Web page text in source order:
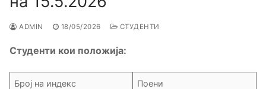
ADMIN 18/05/2026 СТУДЕНТИ
Студенти кои положија:
Број на индекс Поени